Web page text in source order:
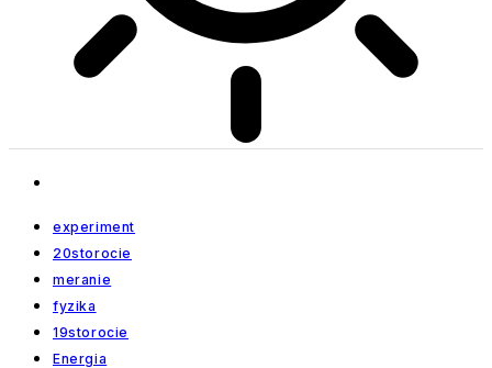
experiment
20storocie
meranie
fyzika
19storocie
Energia